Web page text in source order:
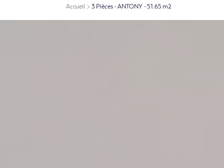
Accueil 3 Pièces - ANTONY - 51.65 m2